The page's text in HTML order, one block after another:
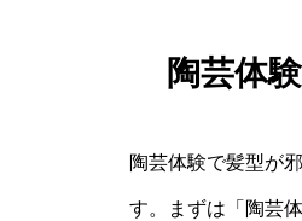
陶芸体
陶芸体験で髪型が
す。まずは「陶芸